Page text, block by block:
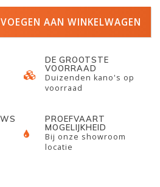
AAN WINKELWAGEN
DE GROOTSTE
VOORRAAD
Duizenden kano's op
voorraad
PROEFVAART
MOGELIJKHEID
Bij onze showroom
locatie